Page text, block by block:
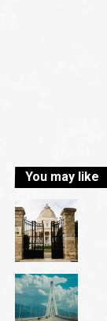
You may like